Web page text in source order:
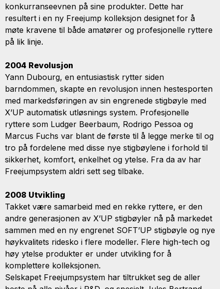
konkurranseevnen på sine produkter. Dette har
resultert i en ny Freejump kolleksjon designet for å
møte kravene til både amatører og profesjonelle ryttere
på lik linje.
2004 Revolusjon
Yann Dubourg, en entusiastisk rytter siden
barndommen, skapte en revolusjon innen hestesporten
med markedsføringen av sin engrenede stigbøyle med
X’UP automatisk utløsnings system. Profesjonelle
ryttere som Ludger Beerbaum, Rodrigo Pessoa og
Marcus Fuchs var blant de første til å legge merke til og
tro på fordelene med disse nye stigbøylene i forhold til
sikkerhet, komfort, enkelhet og ytelse. Fra da av har
Freejumpsystem aldri sett seg tilbake.
2008 Utvikling
Takket være samarbeid med en rekke ryttere, er den
andre generasjonen av X’UP stigbøyler nå på markedet
sammen med en ny engrenet SOFT’UP stigbøyle og nye
høykvalitets ridesko i flere modeller. Flere high-tech og
høy ytelse produkter er under utvikling for å
komplettere kolleksjonen.
Selskapet Freejumpsystem har tiltrukket seg de aller